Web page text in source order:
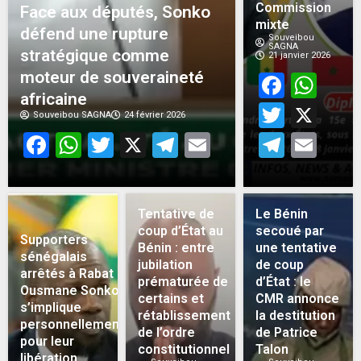
Face aux députés, Sonko
défend une rupture
stratégique comme
moteur de souveraineté
africaine
Souveibou SAGNA 24 février 2026
Facebook
WhatsApp
Twitter
X Telegram
Email
Commission
mixte
Souveibou
SAGNA
21 janvier 2026
X
Supporters
sénégalais
arrêtés à Rabat :
Ousmane Sonko
s’implique
personnellement
pour leur
Tentative de
coup d’État au
Bénin : entre
jubilation
prématurée de
certains et
rétablissement
de l’ordre
constitutionnel
Le Bénin
secoué par
une tentative
de coup
d’État : le
CMR annonce
la destitution
de Patrice
Talon